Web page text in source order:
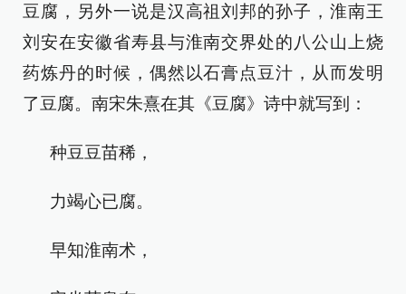
豆腐，另外一说是汉高祖刘邦的孙子，淮南王
刘安在安徽省寿县与淮南交界处的八公山上烧
药炼丹的时候，偶然以石膏点豆汁，从而发明
了豆腐。南宋朱熹在其《豆腐》诗中就写到：
种豆豆苗稀，
力竭心已腐。
早知淮南术，